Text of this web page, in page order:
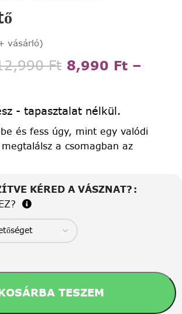
vásárló)
Ft 8,990 Ft –
- tapasztalat nélkül.
és fess úgy, mint egy valódi
a csomagban az
KÉRED A VÁSZNAT?
TESZEM